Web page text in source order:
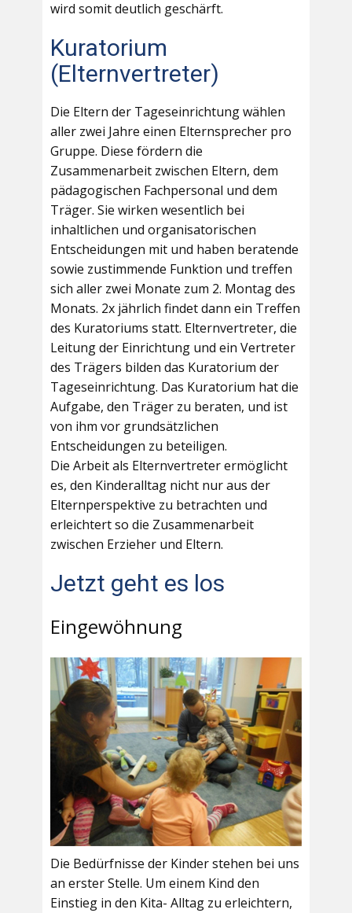
wird somit deutlich geschärft.
Kuratorium
(Elternvertreter)
Die Eltern der Tageseinrichtung wählen
aller zwei Jahre einen Elternsprecher pro
Gruppe. Diese fördern die
Zusammenarbeit zwischen Eltern, dem
pädagogischen Fachpersonal und dem
Träger. Sie wirken wesentlich bei
inhaltlichen und organisatorischen
Entscheidungen mit und haben beratende
sowie zustimmende Funktion und treffen
sich aller zwei Monate zum 2. Montag des
Monats. 2x jährlich findet dann ein Treffen
des Kuratoriums statt. Elternvertreter, die
Leitung der Einrichtung und ein Vertreter
des Trägers bilden das Kuratorium der
Tageseinrichtung. Das Kuratorium hat die
Aufgabe, den Träger zu beraten, und ist
von ihm vor grundsätzlichen
Entscheidungen zu beteiligen.
Die Arbeit als Elternvertreter ermöglicht
es, den Kinderalltag nicht nur aus der
Elternperspektive zu betrachten und
erleichtert so die Zusammenarbeit
zwischen Erzieher und Eltern.
Jetzt geht es los
Eingewöhnung
Die Bedürfnisse der Kinder stehen bei uns
an erster Stelle. Um einem Kind den
Einstieg in den Kita- Alltag zu erleichtern,